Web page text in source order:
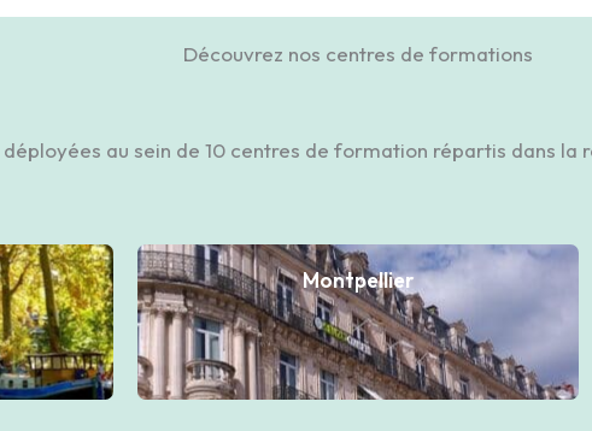
Découvrez nos centres de formations
déployées au sein de 10 centres de formation répartis dans la
Montpellier